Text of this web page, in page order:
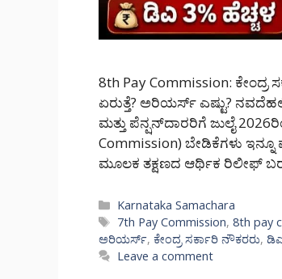
8th Pay Commission: ಕೇಂದ್ರ
ಏರುತ್ತೆ? ಅರಿಯರ್ಸ್ ಎಷ್ಟು?
ಮತ್ತು ಪೆನ್ಷನ್‌ದಾರರಿಗೆ ಜುಲೈ
Commission) ಬೇಡಿಕೆಗಳು ಇನ್ನೂ
ಮೂಲಕ ತಕ್ಷಣದ ಆರ್ಥಿಕ ರಿಲೀಫ್
Categories
Karnataka Samachara
Tags
7th Pay Commission,8th pay
ಅರಿಯರ್ಸ್, ಕೇಂದ್ರ ಸರ್ಕಾರಿ ನೌಕರರು,
Leave a comment